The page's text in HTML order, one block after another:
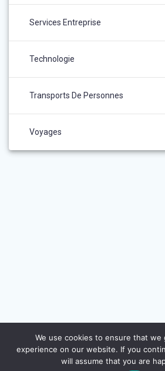
Services Entreprise
Technologie
Transports De Personnes
Voyages
We use cookies to ensure that we
experience on our website. If you
will assume that you are